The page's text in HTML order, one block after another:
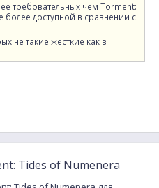
требовательных чем Torment:
более доступной в сравнении с
не такие жесткие как в
Tides of Numenera